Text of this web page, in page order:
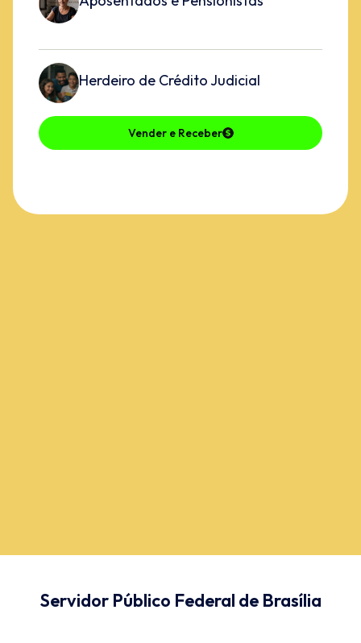
Herdeiro de Crédito Judicial
Vender e Receber
Servidor Público Federal de Brasília